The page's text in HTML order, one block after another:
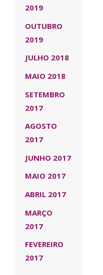
2019
OUTUBRO
2019
JULHO 2018
MAIO 2018
SETEMBRO
2017
AGOSTO
2017
JUNHO 2017
MAIO 2017
ABRIL 2017
MARÇO
2017
FEVEREIRO
2017